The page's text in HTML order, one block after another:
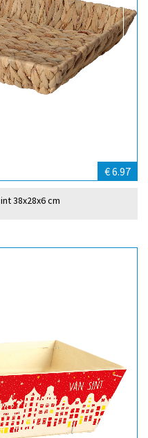
€ 6.97
38x28x6 cm